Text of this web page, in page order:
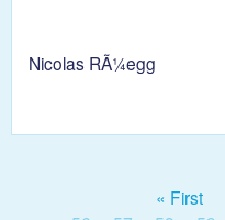
Nicolas RÃ¼egg
Seiten « First